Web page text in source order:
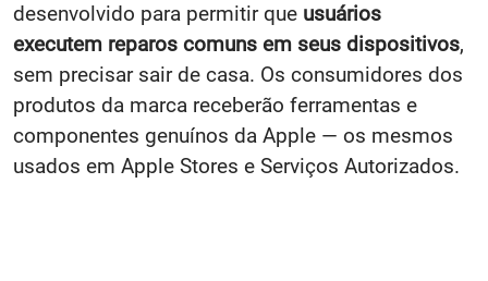
desenvolvido para permitir que usuários
executem reparos comuns em seus dispositivos,
sem precisar sair de casa. Os consumidores dos
produtos da marca receberão ferramentas e
componentes genuínos da Apple — os mesmos
usados em Apple Stores e Serviços Autorizados.